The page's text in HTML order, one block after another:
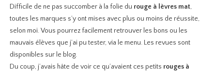
Difficile de ne pas succomber à la folie du rouge à lèvres mat,
toutes les marques s’y ont mises avec plus ou moins de réussite,
selon moi. Vous pourrez facilement retrouver les bons ou les
mauvais élèves que j’ai pu tester, via le menu. Les revues sont
disponibles sur le blog.
Du coup, j’avais hâte de voir ce qu’avaient ces petits rouges à